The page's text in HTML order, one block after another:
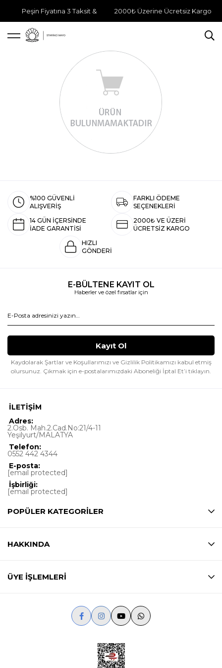
Peşin Fiyatına 3 Taksit & 2000₺ Üzerine Ücretsiz Kargo
%100 GÜVENLİ
ALIŞVERİŞ
FARKLI ÖDEME
SEÇENEKLERİ
14 GÜN İÇERSİNDE
İADE GARANTİSİ
2000₺ VE ÜZERİ
ÜCRETSİZ KARGO
HIZLI
GÖNDERİ
E-BÜLTENE KAYIT OL
Haberler ve özel fırsatlar için
Kaydolarak Şartlar ve Koşullarımızı ve Gizlilik Politikamızı kabul etmiş
olursunuz. Çıkmak için e-postalarımızdaki Aboneliği İptal Et’i tıklayın.
İLETİŞİM
Adres:
2.Osb. Mah.2.Cad.No:21/4-11
Yeşilyurt/MALATYA
Telefon:
0552 442 4344
E-posta:
[email protected]
İşbirliği:
[email protected]
POPÜLER KATEGORİLER
HAKKINDA
ÜYE İŞLEMLERİ